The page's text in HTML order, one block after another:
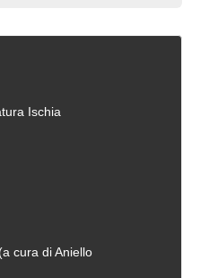
Ischia
cura di Aniello